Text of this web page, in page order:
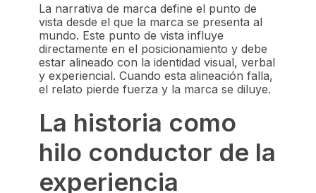
La narrativa de marca define el punto de
vista desde el que la marca se presenta al
mundo. Este punto de vista influye
directamente en el posicionamiento y debe
estar alineado con la identidad visual, verbal
y experiencial. Cuando esta alineación falla,
el relato pierde fuerza y la marca se diluye.
La historia como
hilo conductor de la
experiencia